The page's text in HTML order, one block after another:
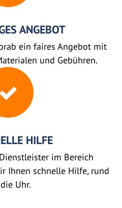
ANGEBOT
ein faires Angebot mit
und Gebühren.
HILFE
im Bereich
Ihnen schnelle Hilfe, rund
Uhr.